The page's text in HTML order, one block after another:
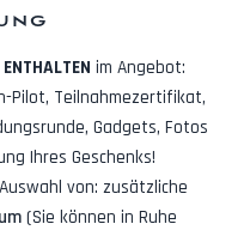
ENTHALTEN im Angebot:
Pilot, Teilnahmezertifikat,
Gadgets, Fotos
Ihres Geschenks!
von: zusätzliche
(Sie können in Ruhe